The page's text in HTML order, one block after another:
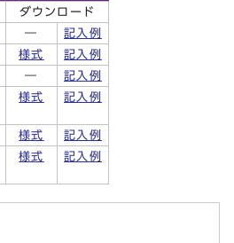
ダウンロード
―
記入例
様式
記入例
―
記入例
様式 記入例
様式
記入例
様式 記入例